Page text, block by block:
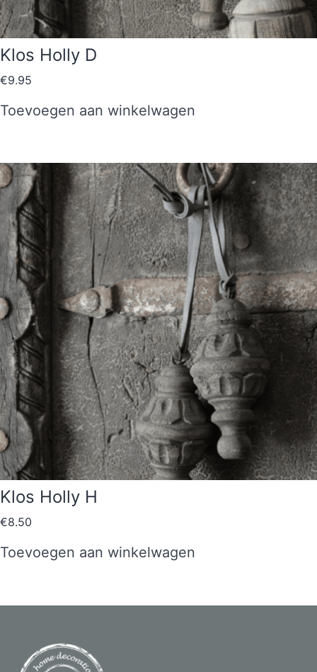
Klos Holly D
€9.95
Toevoegen aan winkelwagen
Klos Holly H
€8.50
Toevoegen aan winkelwagen